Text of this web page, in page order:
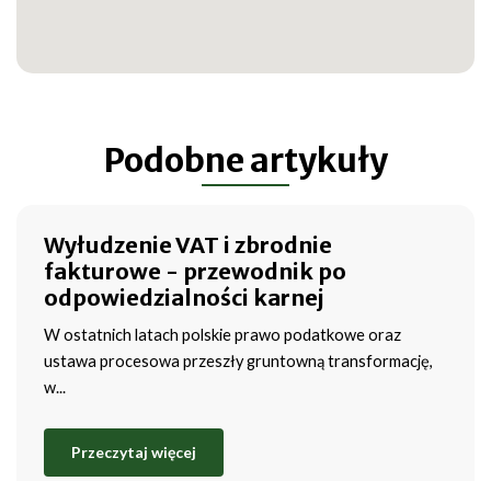
Podobne artykuły
Wyłudzenie VAT i zbrodnie
fakturowe - przewodnik po
odpowiedzialności karnej
W ostatnich latach polskie prawo podatkowe oraz
ustawa procesowa przeszły gruntowną transformację,
w...
Przeczytaj więcej